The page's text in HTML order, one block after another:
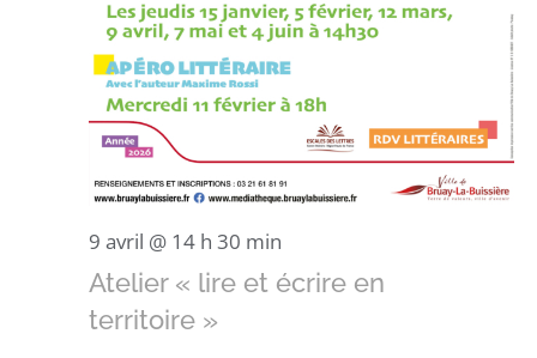
9 avril @ 14 h 30 min
Atelier « lire et écrire en
territoire »